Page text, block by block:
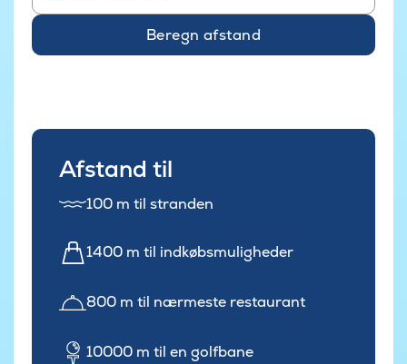
Beregn afstand
Afstand til
100 m til stranden
1400 m til indkøbsmuligheder
800 m til nærmeste restaurant
10000 m til en golfbane